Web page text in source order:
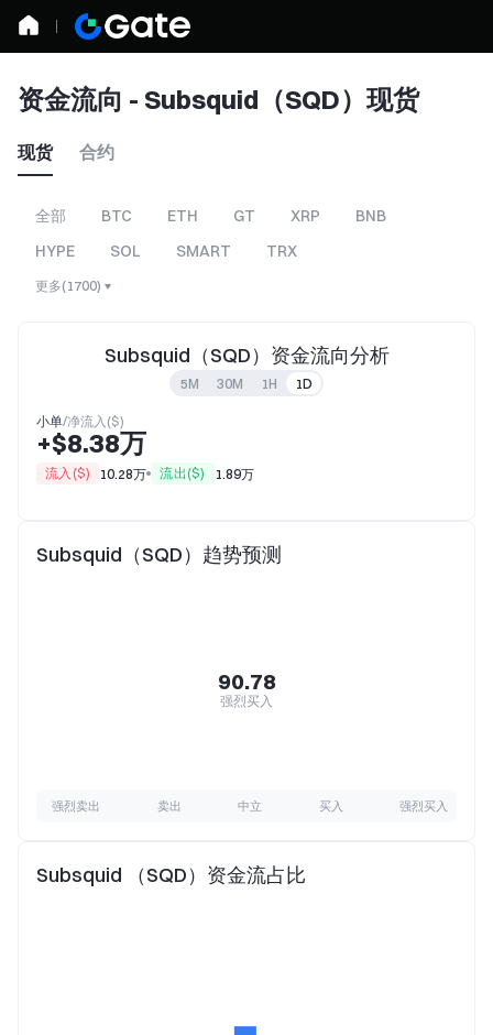
资金流向 - Subsquid（SQD）现货
现货 合约
全部 BTC ETH GT XRP
BNB
HYPE
SOL SMART TRX
更多(1700)
Subsquid（SQD）资金流向分析
5M 30M 1H 1D
小单/净流入($)
+$8.38万
流入($) 10.28万 流出($) 1.89万
Subsquid（SQD）趋势预测
90.78
强烈买入
强烈卖出 卖出 中立 买入 强烈买入
Subsquid （SQD）资金流占比